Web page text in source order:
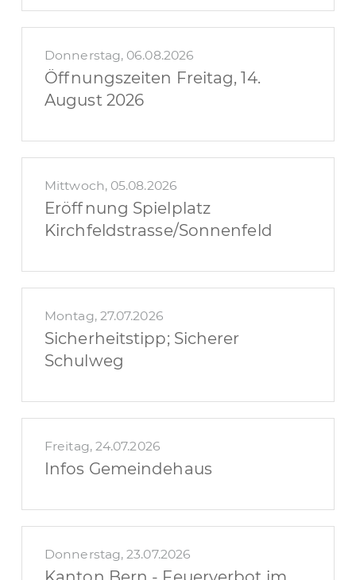
Donnerstag, 06.08.2026
Öffnungszeiten Freitag, 14.
August 2026
Mittwoch, 05.08.2026
Eröffnung Spielplatz
Kirchfeldstrasse/Sonnenfeld
Montag, 27.07.2026
Sicherheitstipp; Sicherer
Schulweg
Freitag, 24.07.2026
Infos Gemeindehaus
Donnerstag, 23.07.2026